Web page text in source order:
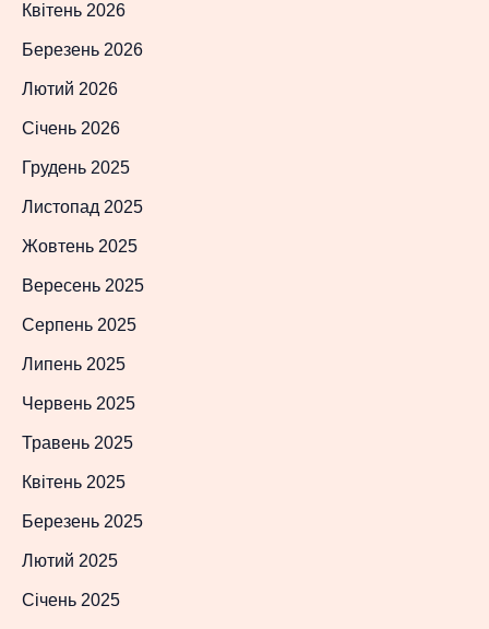
Квітень 2026
Березень 2026
Лютий 2026
Січень 2026
Грудень 2025
Листопад 2025
Жовтень 2025
Вересень 2025
Серпень 2025
Липень 2025
Червень 2025
Травень 2025
Квітень 2025
Березень 2025
Лютий 2025
Січень 2025